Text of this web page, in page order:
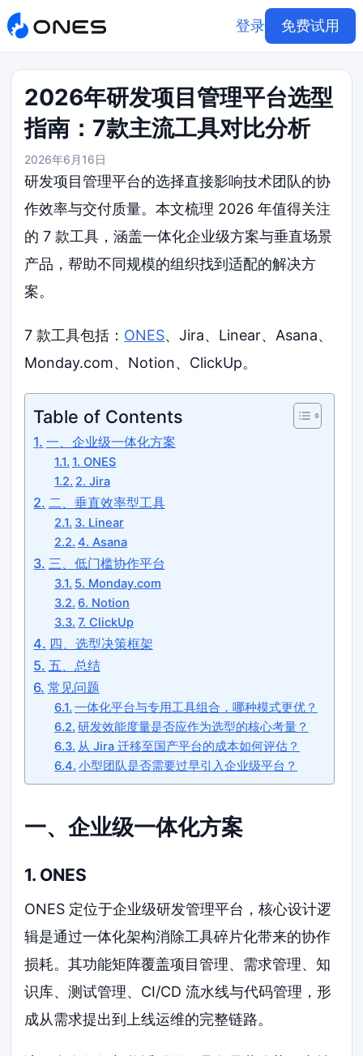
登录 免费试用
2026年研发项目管理平台选型
指南：7款主流工具对比分析
2026年6月16日
研发项目管理平台的选择直接影响技术团队的协
作效率与交付质量。本文梳理 2026 年值得关注
的 7 款工具，涵盖一体化企业级方案与垂直场景
产品，帮助不同规模的组织找到适配的解决方
案。
7 款工具包括： ONES、Jira、Linear、Asana、
Monday.com、Notion、ClickUp。
Table of Contents
一、企业级一体化方案
1. ONES
2. Jira
二、垂直效率型工具
3. Linear
4. Asana
三、低门槛协作平台
5. Monday.com
6. Notion
7. ClickUp
四、选型决策框架
五、总结
常见问题
一体化平台与专用工具组合，哪种模式更优？
研发效能度量是否应作为选型的核心考量？
从 Jira 迁移至国产平台的成本如何评估？
小型团队是否需要过早引入企业级平台？
一、企业级一体化方案
1. ONES
ONES 定位于企业级研发管理平台，核心设计逻
辑是通过一体化架构消除工具碎片化带来的协作
损耗。其功能矩阵覆盖项目管理、需求管理、知
识库、测试管理、CI/CD 流水线与代码管理，形
成从需求提出到上线运维的完整链路。